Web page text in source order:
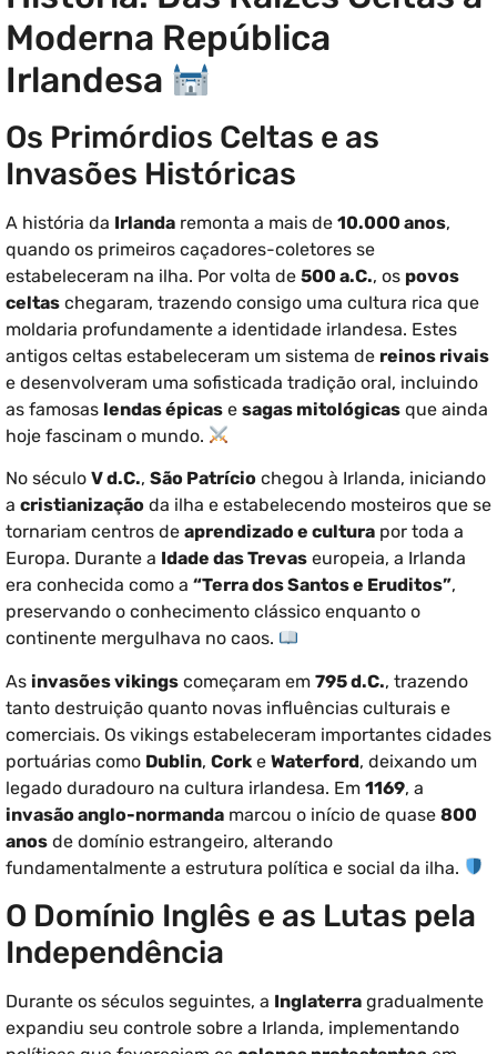
Moderna República
Irlandesa
Os Primórdios Celtas e as
Invasões Históricas
A história da Irlanda remonta a mais de 10.000 anos,
quando os primeiros caçadores-coletores se
estabeleceram na ilha. Por volta de 500 a.C., os povos
celtas chegaram, trazendo consigo uma cultura rica que
moldaria profundamente a identidade irlandesa. Estes
antigos celtas estabeleceram um sistema de reinos rivais
e desenvolveram uma sofisticada tradição oral, incluindo
as famosas lendas épicas e sagas mitológicas que ainda
hoje fascinam o mundo.
No século V d.C., São Patrício chegou à Irlanda, iniciando
a cristianização da ilha e estabelecendo mosteiros que se
tornariam centros de aprendizado e cultura por toda a
Europa. Durante a Idade das Trevas europeia, a Irlanda
era conhecida como a “Terra dos Santos e Eruditos”,
preservando o conhecimento clássico enquanto o
continente mergulhava no caos.
As invasões vikings começaram em 795 d.C., trazendo
tanto destruição quanto novas influências culturais e
comerciais. Os vikings estabeleceram importantes cidades
portuárias como Dublin, Cork e Waterford, deixando um
legado duradouro na cultura irlandesa. Em 1169, a
invasão anglo-normanda marcou o início de quase 800
anos de domínio estrangeiro, alterando
fundamentalmente a estrutura política e social da ilha.
O Domínio Inglês e as Lutas pela
Independência
Durante os séculos seguintes, a Inglaterra gradualmente
expandiu seu controle sobre a Irlanda, implementando